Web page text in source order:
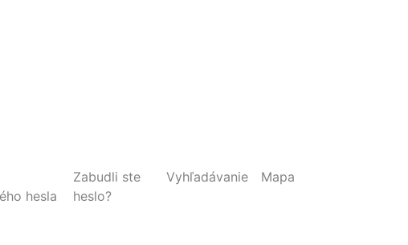
hesla
Zabudli ste
heslo?
Vyhľadávanie Mapa